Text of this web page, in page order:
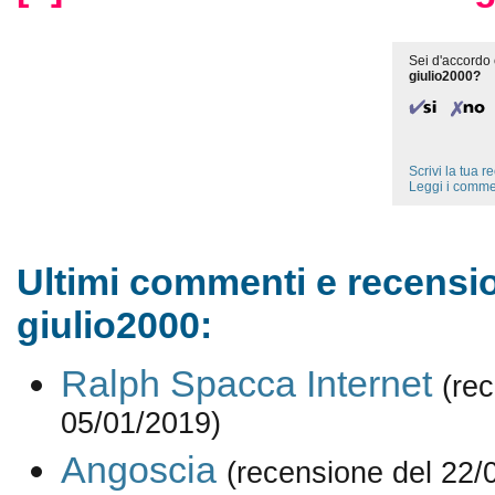
Sei d'accordo
giulio2000?
Scrivi la tua
Leggi i
Ultimi commenti e
giulio2000:
Ralph Spacca Internet
05/01/2019)
Angoscia (recensione del 22/